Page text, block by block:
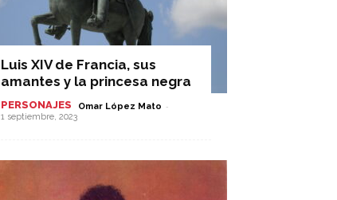
Luis XIV de Francia, sus
amantes y la princesa negra
PERSONAJES Omar López Mato -
1 septiembre, 2023